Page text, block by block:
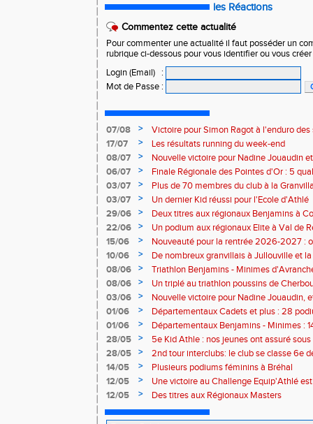
les Réactions
Commentez cette actualité
Pour commenter une actualité il faut posséder un
rubrique ci-dessous pour vous identifier ou vous
Login (Email)
:
Mot de Passe :
07/08 >
Victoire pour Simon Ragot à l'enduro des
17/07
>
Les résultats running du week-end
08/07
>
Nouvelle victoire pour Nadine Jouaudin
06/07
>
Finale Régionale des Pointes d'Or : 5
03/07
>
Plus de 70 membres du club à la
03/07
>
Un dernier Kid réussi pour l'Ecole d'Athlé
29/06
>
Deux titres aux régionaux Benjamins à
22/06
>
Un podium aux régionaux Elite à Val de
15/06
>
Nouveauté pour la rentrée 2026-2027 :
Baby Athlé
10/06 >
De nombreux granvillais à Jullouville et
Jouaudin et Marius Delchard
08/06 >
Triathlon Benjamins - Minimes
victoire
08/06 >
Un triplé au triathlon poussins de
03/06
>
Nouvelle victoire pour Nadine Jouaudin,
granvillais à Saint-Loup
01/06 >
Départementaux Cadets et plus : 28
01/06
>
Départementaux Benjamins - Minimes :
28/05
>
5e Kid Athle : nos jeunes ont assuré
28/05
>
2nd tour interclubs: le club se classe 6e
14/05
>
Plusieurs podiums féminins à Bréhal
12/05
>
Une victoire au Challenge Equip'Athlé
12/05
> Des titres aux Régionaux Masters